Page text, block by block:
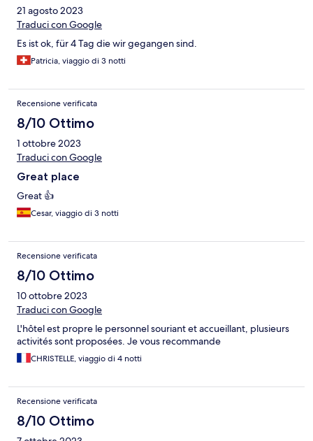
21 agosto 2023
Traduci con Google
Es ist ok, für 4 Tag die wir gegangen sind.
Patricia, viaggio di 3 notti
Recensione verificata
8/10 Ottimo
1 ottobre 2023
Traduci con Google
Great place
Great 👍
Cesar, viaggio di 3 notti
Recensione verificata
8/10 Ottimo
10 ottobre 2023
Traduci con Google
L'hôtel est propre le personnel souriant et accueillant, plusieurs
activités sont proposées. Je vous recommande
CHRISTELLE, viaggio di 4 notti
Recensione verificata
8/10 Ottimo